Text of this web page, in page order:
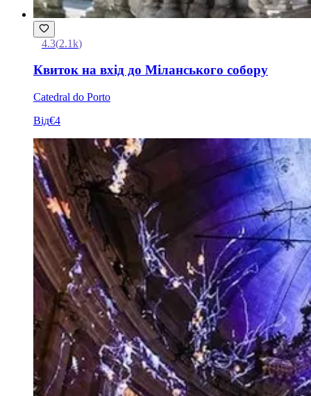
4.3(2.1k)
Квиток на вхід до Міланського собору
Catedral do Porto
Від€4